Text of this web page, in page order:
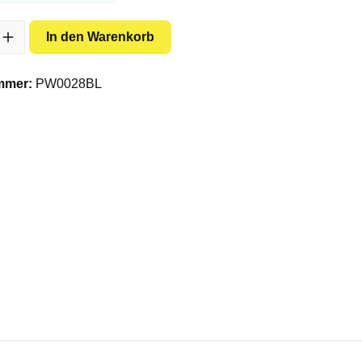
Gib den gewünschten Wert ein oder benutze die Schaltflächen
In den Warenkorb
PW0028BL